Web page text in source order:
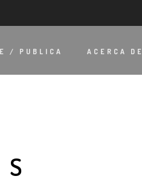
/ PUBLICA ACERCA DE